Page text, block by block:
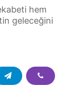
hem
geleceğini